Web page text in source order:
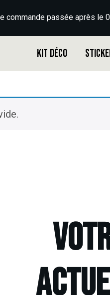
commande passée après le
Kit déco